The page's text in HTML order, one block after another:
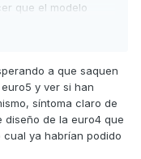
que el modelo
profano le
invertida y los
en las nuevas
producto, una
qué se decía y
a que saquen
y ver si han
síntoma claro de
diseño de la euro4 que
ya habrían podido